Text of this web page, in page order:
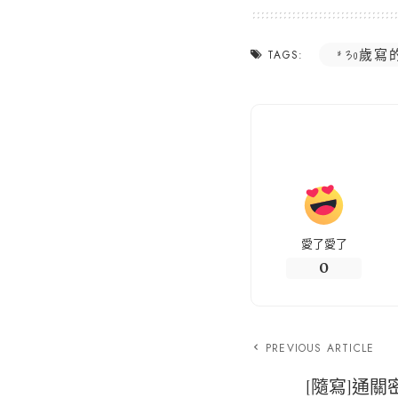
TAGS: 30歲寫
愛了愛了
0
PREVIOUS ARTICLE
[隨寫]通關